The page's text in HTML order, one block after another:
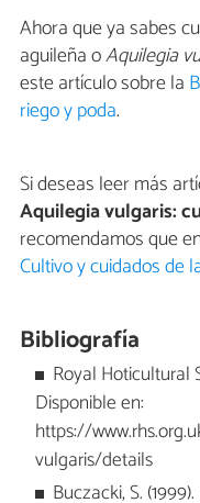
Ahora que ya sabes
aguileña oAquilegia
este artículo sobre la
riego y poda.
Si deseas leer más
Aquilegia vulgaris:
recomendamos que
Cultivo y cuidados de
Bibliografía
Royal Hoticultural
Disponible en:
https://
vulgaris/details
Buczacki, S. (1999).